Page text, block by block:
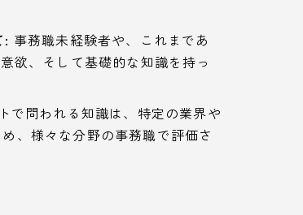
: 事務職未経験者や、これまであ
欲、そして基礎的な知識を持っ
で問われる知識は、特定の業界や
、様々な分野の事務職で評価さ